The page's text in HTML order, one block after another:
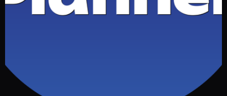
Частые вопросы о Емилие Оттзен
Полный список — на Movie Planner: https://movie-
Кто такой(ая) Емилие Оттзен?
Емилие Оттзен — Художник. Биография и роли на